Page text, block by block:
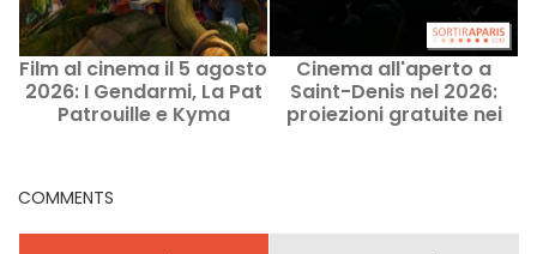
Film al cinema il 5 agosto
2026: I Gendarmi, La Pat
Patrouille e Kyma
Cinema all'aperto a
Saint-Denis nel 2026:
proiezioni gratuite nei
COMMENTS